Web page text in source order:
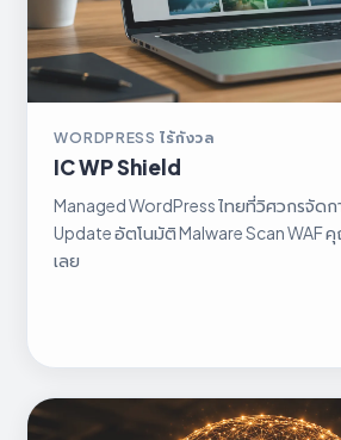
WORDPRESS ไร้กังวล
IC WP Shield
Managed WordPress ไทยที่วิศวกรจัด
Update อัตโนมัติ Malware Scan WAF
เลย